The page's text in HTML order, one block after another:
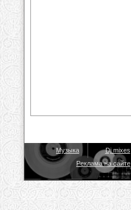
Музыка Dj mixes
Реклама на сайте